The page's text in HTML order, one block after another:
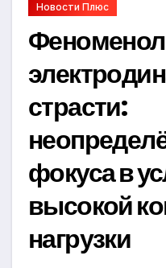
Новости Плюс
страсти:
фокуса в
высокой
нагрузки